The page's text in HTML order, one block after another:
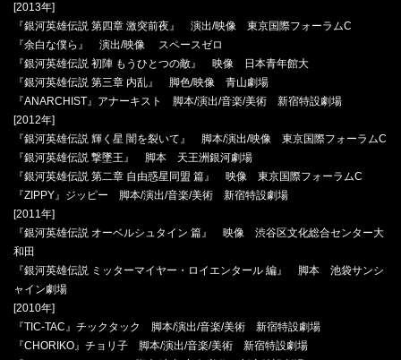
[2013年]
『銀河英雄伝説 第四章 激突前夜』 演出/映像 東京国際フォーラムC
『余白な僕ら』 演出/映像 スペースゼロ
『銀河英雄伝説 初陣 もうひとつの敵』 映像 日本青年館大
『銀河英雄伝説 第三章 内乱』 脚色/映像 青山劇場
『ANARCHIST』アナーキスト 脚本/演出/音楽/美術 新宿特設劇場
[2012年]
『銀河英雄伝説 輝く星 闇を裂いて』 脚本/演出/映像 東京国際フォーラムC
『銀河英雄伝説 撃墜王』 脚本 天王洲銀河劇場
『銀河英雄伝説 第二章 自由惑星同盟 篇』 映像 東京国際フォーラムC
『ZIPPY』ジッピー 脚本/演出/音楽/美術 新宿特設劇場
[2011年]
『銀河英雄伝説 オーベルシュタイン 篇』 映像 渋谷区文化総合センター大
和田
『銀河英雄伝説 ミッターマイヤー・ロイエンタール 編』 脚本 池袋サンシ
ャイン劇場
[2010年]
『TIC-TAC』チックタック 脚本/演出/音楽/美術 新宿特設劇場
『CHORIKO』チョリ子 脚本/演出/音楽/美術 新宿特設劇場